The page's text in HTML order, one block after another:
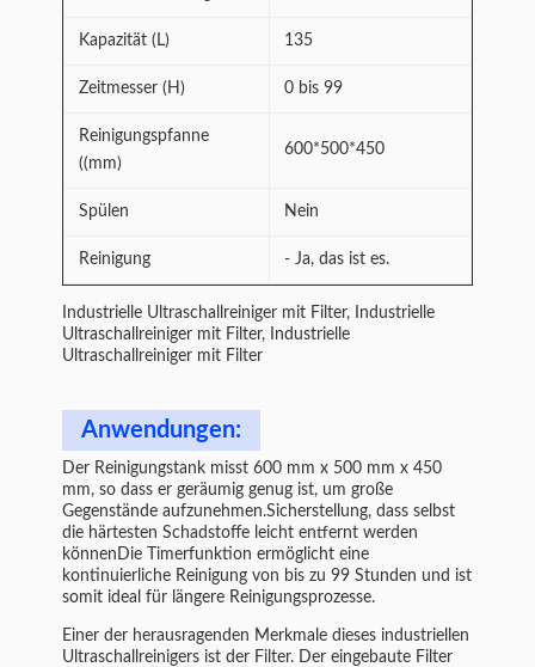
Kapazität (L) 135
Zeitmesser (H) 0 bis 99
Reinigungspfanne
((mm)
600*500*450
Spülen Nein
Reinigung - Ja, das ist es.
Industrielle Ultraschallreiniger mit Filter, Industrielle
Ultraschallreiniger mit Filter, Industrielle
Ultraschallreiniger mit Filter
Anwendungen:
Der Reinigungstank misst 600 mm x 500 mm x 450
mm, so dass er geräumig genug ist, um große
Gegenstände aufzunehmen.Sicherstellung, dass selbst
die härtesten Schadstoffe leicht entfernt werden
könnenDie Timerfunktion ermöglicht eine
kontinuierliche Reinigung von bis zu 99 Stunden und ist
somit ideal für längere Reinigungsprozesse.
Einer der herausragenden Merkmale dieses industriellen
Ultraschallreinigers ist der Filter. Der eingebaute Filter